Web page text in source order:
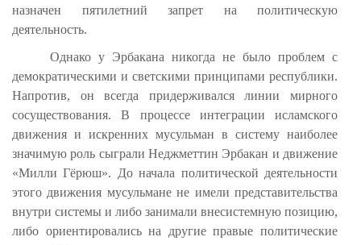
назначен пятилетний запрет на политическую
деятельность.
Однако у Эрбакана никогда не было проблем с
демократическими и светскими принципами республики.
Напротив, он всегда придерживался линии мирного
сосуществования. В процессе интеграции исламского
движения и искренних мусульман в систему наиболее
значимую роль сыграли Неджметтин Эрбакан и движение
«Милли Гёрюш». До начала политической деятельности
этого движения мусульмане не имели представительства
внутри системы и либо занимали внесистемную позицию,
либо ориентировались на другие правые политические